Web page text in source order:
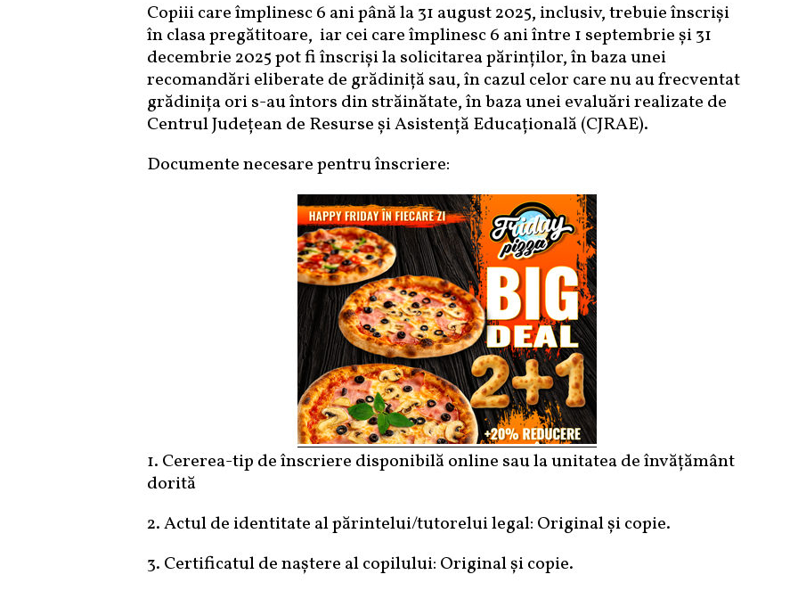
Copiii care împlinesc 6 ani până la 31 august 2025, inclusiv, trebuie înscriși
în clasa pregătitoare, iar cei care împlinesc 6 ani între 1 septembrie și 31
decembrie 2025 pot fi înscriși la solicitarea părinților, în baza unei
recomandări eliberate de grădiniță sau, în cazul celor care nu au frecventat
grădinița ori s-au întors din străinătate, în baza unei evaluări realizate de
Centrul Județean de Resurse și Asistență Educațională (CJRAE).
Documente necesare pentru înscriere:
1. Cererea-tip de înscriere disponibilă online sau la unitatea de învățământ
dorită
2. Actul de identitate al părintelui/tutorelui legal: Original și copie.
3. Certificatul de naștere al copilului: Original și copie.